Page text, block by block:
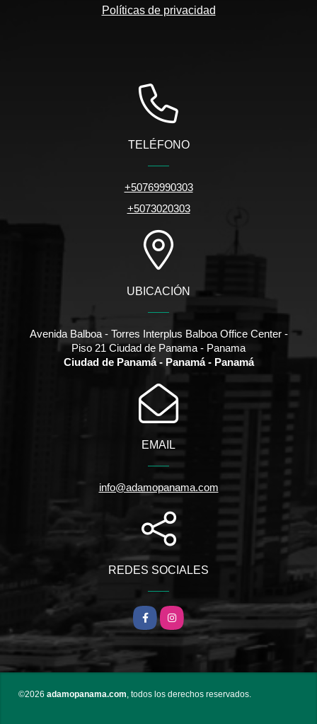
Políticas de privacidad
TELÉFONO
+50769990303
+5073020303
UBICACIÓN
Avenida Balboa - Torres Interplus Balboa Office Center -
Piso 21 Ciudad de Panama - Panama
Ciudad de Panamá - Panamá - Panamá
EMAIL
info@adamopanama.com
REDES SOCIALES
FacebookInstagram
©2026 adamopanama.com , todos los derechos reservados.